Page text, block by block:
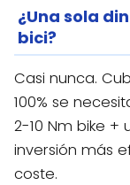
¿Una sola
bici?
Casi nunca.
100% se
2-10 Nm bike +
inversión más
coste.